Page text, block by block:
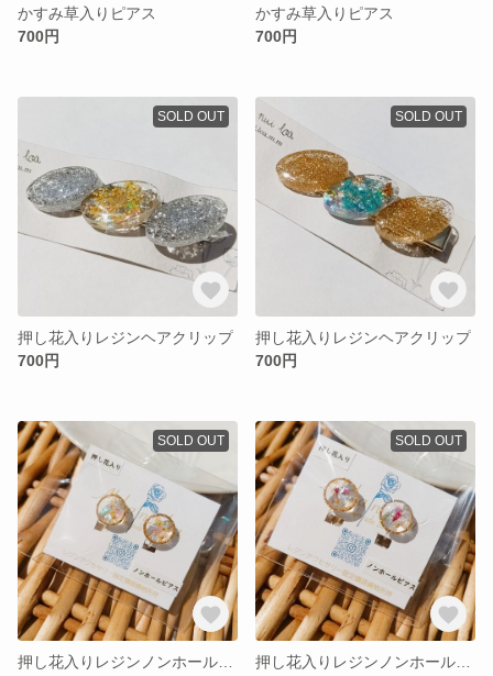
かすみ草入りピアス
700円
かすみ草入りピアス
700円
SOLD OUT
押し花入りレジンヘアクリップ
700円
SOLD OUT
押し花入りレジンヘアクリップ
700円
SOLD OUT SOLD OUT